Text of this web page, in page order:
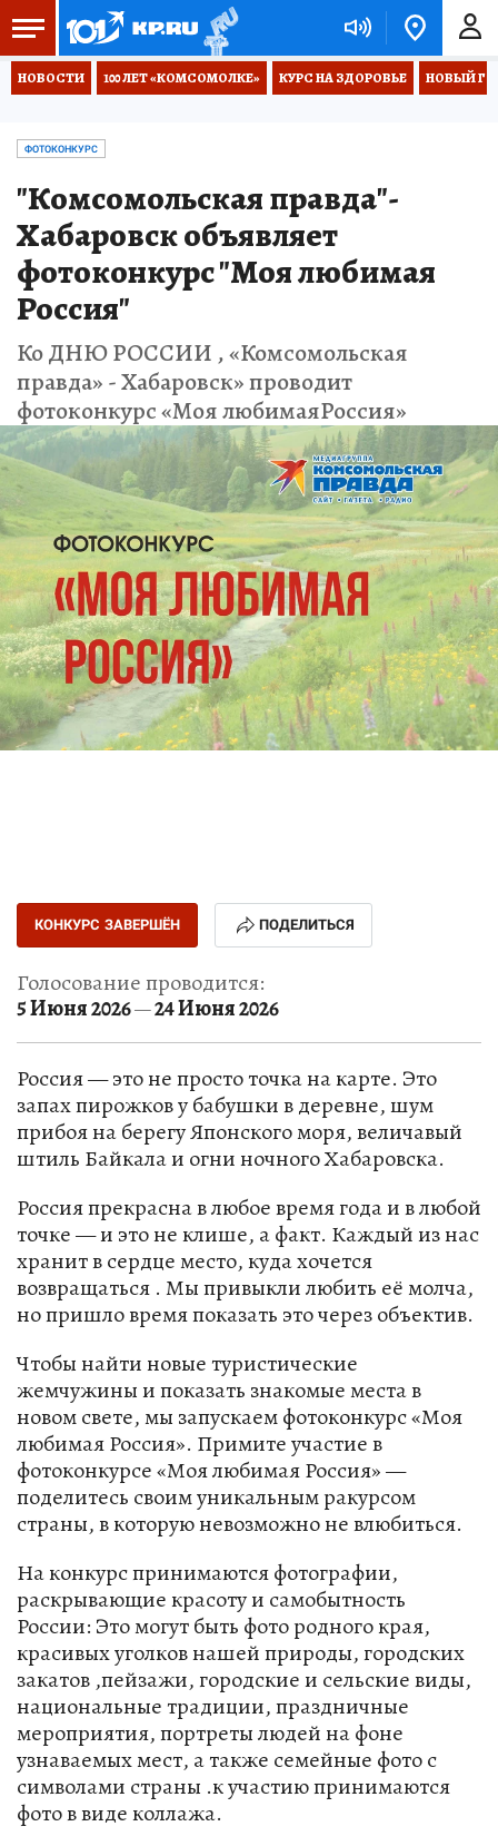
НОВОСТИ 100 ЛЕТ «КОМСОМОЛКЕ» КУРС НА ЗДОРОВЬЕ НОВЫЙ
ФОТОКОНКУРС
"Комсомольская правда"-
Хабаровск объявляет
фотоконкурс "Моя любимая
Россия"
Ко ДНЮ РОССИИ , «Комсомольская
правда» - Хабаровск» проводит
фотоконкурс «Моя любимаяРоссия»
КОНКУРС ЗАВЕРШЁН ПОДЕЛИТЬСЯ
Голосование проводится:
5 Июня 2026—24 Июня 2026
Россия — это не просто точка на карте. Это
запах пирожков у бабушки в деревне, шум
прибоя на берегу Японского моря, величавый
штиль Байкала и огни ночного Хабаровска.
Россия прекрасна в любое время года и в любой
точке — и это не клише, а факт. Каждый из нас
хранит в сердце место, куда хочется
возвращаться . Мы привыкли любить её молча,
но пришло время показать это через объектив.
Чтобы найти новые туристические
жемчужины и показать знакомые места в
новом свете, мы запускаем фотоконкурс «Моя
любимая Россия». Примите участие в
фотоконкурсе «Моя любимая Россия» —
поделитесь своим уникальным ракурсом
страны, в которую невозможно не влюбиться.
На конкурс принимаются фотографии,
раскрывающие красоту и самобытность
России: Это могут быть фото родного края,
красивых уголков нашей природы, городских
закатов ,пейзажи, городские и сельские виды,
национальные традиции, праздничные
мероприятия, портреты людей на фоне
узнаваемых мест, а также семейные фото с
символами страны .к участию принимаются
фото в виде коллажа.